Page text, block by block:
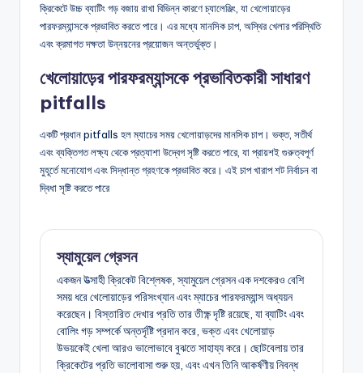
ক্রিকেটে উচ্চ ব্যাটিং গড় বজায় রাখা বিভিন্ন কারণে চ্যালেঞ্জিং, যা খেলোয়াড়ের
পারফরম্যান্সকে প্রভাবিত করতে পারে। এর মধ্যে মানসিক চাপ, অস্থির খেলার পরিস্থিতি
এবং ক্রমাগত দক্ষতা উন্নয়নের প্রয়োজন অন্তর্ভুক্ত।
খেলোয়াড়ের পারফরম্যান্সকে প্রভাবিতকারী সাধারণ
pitfalls
একটি প্রধান pitfalls হল ম্যাচের সময় খেলোয়াড়দের মানসিক চাপ। ভক্ত, সতীর্থ
এবং ব্যক্তিগত লক্ষ্য থেকে প্রত্যাশা উদ্বেগ সৃষ্টি করতে পারে, যা প্রায়শই গুরুত্বপূর্ণ
মুহূর্তে মনোযোগ এবং সিদ্ধান্ত গ্রহণকে প্রভাবিত করে। এই চাপ খারাপ শট নির্বাচন বা
দ্বিধা সৃষ্টি করতে পারে
স্যামুয়েল গ্রেসন
একজন উত্সাহী ক্রিকেট বিশ্লেষক, স্যামুয়েল গ্রেসন এক দশকেরও বেশি
সময় ধরে খেলোয়াড়ের পরিসংখ্যান এবং ম্যাচের পারফরম্যান্স অধ্যয়ন
করেছেন। বিস্তারিত দেখার প্রতি তার তীক্ষ্ণ দৃষ্টি রয়েছে, যা ব্যাটিং এবং
বোলিং গড় সম্পর্কে অন্তর্দৃষ্টি প্রদান করে, ভক্ত এবং খেলোয়াড়
উভয়কেই খেলা আরও ভালোভাবে বুঝতে সাহায্য করে। ছোটবেলায় তার
ক্রিকেটের প্রতি ভালোবাসা শুরু হয়, এবং এখন তিনি আকর্ষণীয় নিবন্ধ